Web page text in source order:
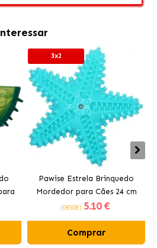
3x2
Pawise Estrela Brinquedo
Mordedor para Cães 24 cm
(DESDE) 5.10 €
Comprar